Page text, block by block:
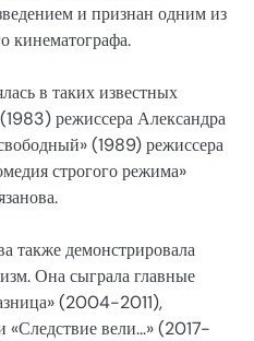
и признан одним из
кинематографа.
в таких известных
режиссера Александра
(1989) режиссера
строгого режима»
также демонстрировала
Она сыграла главные
(2004-2011),
вели…» (2017-